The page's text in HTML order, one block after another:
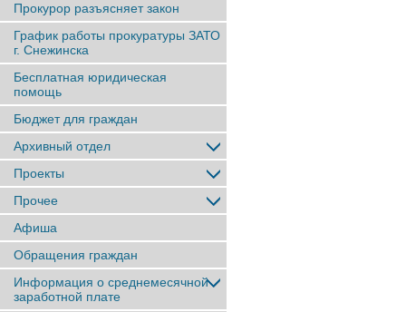
Прокурор разъясняет закон
График работы прокуратуры ЗАТО
г. Снежинска
Бесплатная юридическая
помощь
Бюджет для граждан
Архивный отдел
Проекты
Прочее
Афиша
Обращения граждан
Информация о среднемесячной
заработной плате